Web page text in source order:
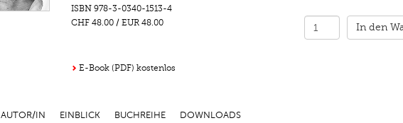
ISBN 978-3-0340-1513-4
CHF 48.00/ EUR 48.00 In den
E-Book (PDF) kostenlos
AUTOR/IN EINBLICK BUCHREIHE DOWNLOADS